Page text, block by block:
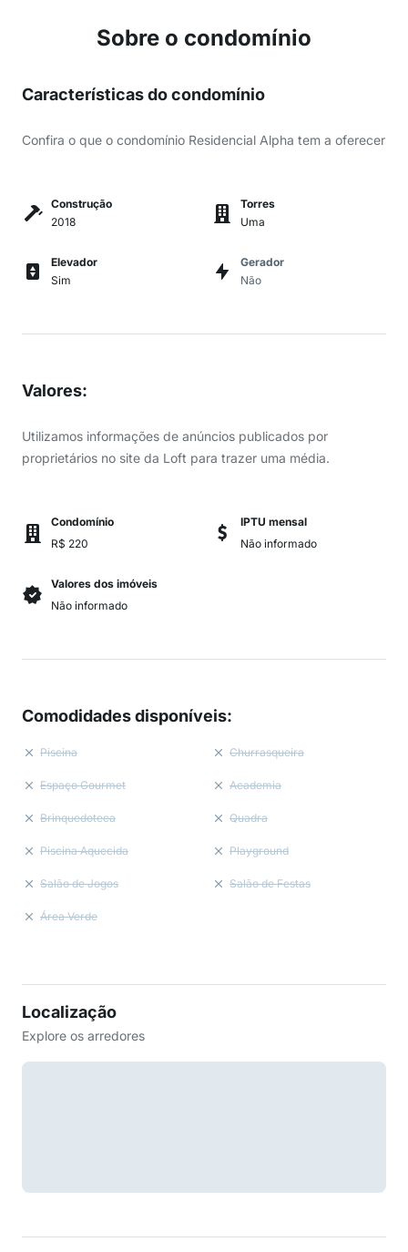
Sobre o condomínio
Características do condomínio
Confira o que o condomínio Residencial Alpha tem a oferecer
Construção
2018
Torres
Uma
Elevador
Sim
Gerador
Não
Valores:
Utilizamos informações de anúncios publicados por
proprietários no site da Loft para trazer uma média.
Condomínio
R$ 220
IPTU mensal
Não informado
Valores dos imóveis
Não informado
Comodidades disponíveis:
Piscina Churrasqueira
Espaço Gourmet Academia
Brinquedoteca Quadra
Piscina Aquecida Playground
Salão de Jogos Salão de Festas
Área Verde
Localização
Explore os arredores